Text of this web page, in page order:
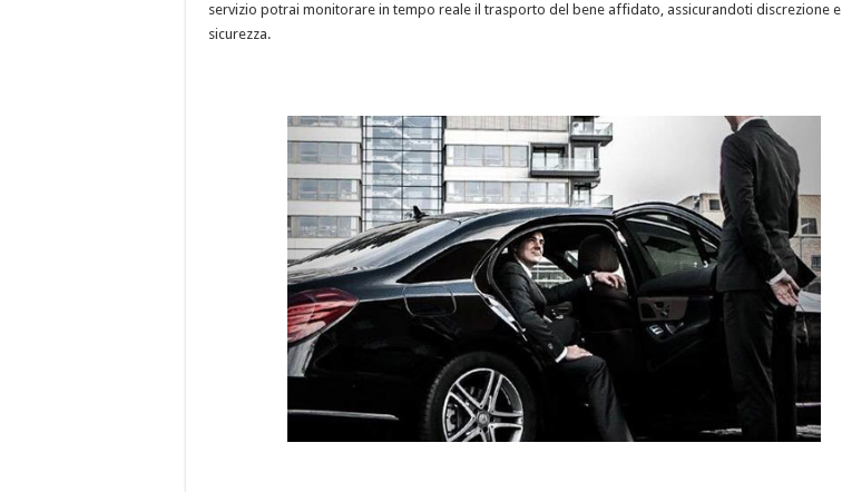
servizio potrai monitorare in tempo reale il trasporto del bene affidato, assicurandoti discrezione e
sicurezza.